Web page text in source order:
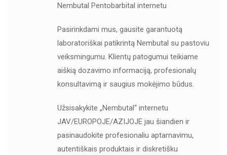
Nembutal Pentobarbital internetu
Pasirinkdami mus, gausite garantuotą
laboratoriškai patikrintą Nembutal su pastoviu
veiksmingumu. Klientų patogumui teikiame
aiškią dozavimo informaciją, profesionalų
konsultavimą ir saugius mokėjimo būdus.
Užsisakykite „Nembutal“ internetu
JAV/EUROPOJE/AZIJOJE jau šiandien ir
pasinaudokite profesionaliu aptarnavimu,
autentiškais produktais ir diskretišku